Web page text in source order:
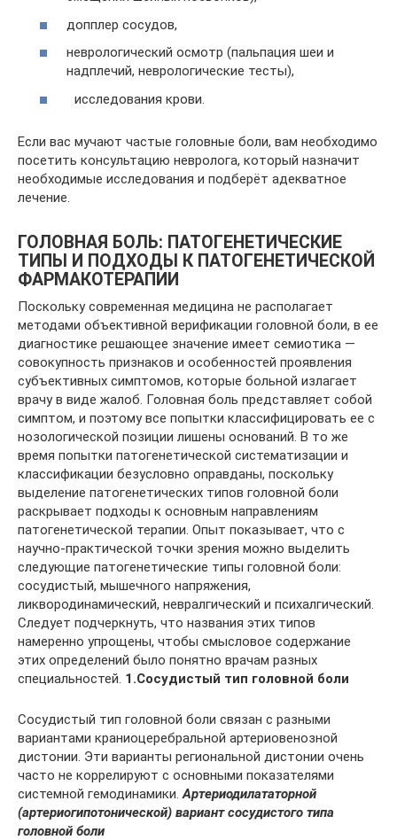
допплер сосудов,
неврологический осмотр (пальпация шеи и
надплечий, неврологические тесты),
исследования крови.
Если вас мучают частые головные боли, вам необходимо
посетить консультацию невролога, который назначит
необходимые исследования и подберёт адекватное
лечение.
ГОЛОВНАЯ БОЛЬ: ПАТОГЕНЕТИЧЕСКИЕ
ТИПЫ И ПОДХОДЫ К ПАТОГЕНЕТИЧЕCКОЙ
ФАРМАКОТЕРАПИИ
Поскольку современная медицина не располагает
методами объективной верификации головной боли, в ее
диагностике решающее значение имеет семиотика —
совокупность признаков и особенностей проявления
субъективных симптомов, которые больной излагает
врачу в виде жалоб. Головная боль представляет собой
симптом, и поэтому все попытки классифицировать ее с
нозологической позиции лишены оснований. В то же
время попытки патогенетической систематизации и
классификации безусловно оправданы, поскольку
выделение патогенетических типов головной боли
раскрывает подходы к основным направлениям
патогенетической терапии. Опыт показывает, что с
научно-практической точки зрения можно выделить
следующие патогенетические типы головной боли:
сосудистый, мышечного напряжения,
ликвородинамический, невралгический и психалгический.
Следует подчеркнуть, что названия этих типов
намеренно упрощены, чтобы смысловое содержание
этих определений было понятно врачам разных
специальностей. 1.Сосудистый тип головной боли
Сосудистый тип головной боли связан с разными
вариантами краниоцеребральной артериовенозной
дистонии. Эти варианты региональной дистонии очень
часто не коррелируют с основными показателями
системной гемодинамики. Артериодилататорной
(артериогипотонической) вариант сосудистого типа
головной боли